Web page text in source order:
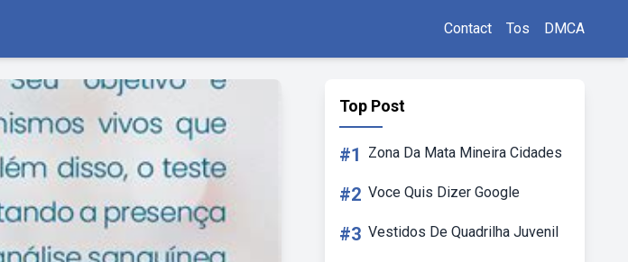
Contact Tos DMCA
Top Post
#1 Zona Da Mata Mineira Cidades
#2 Voce Quis Dizer Google
#3 Vestidos De Quadrilha Juvenil